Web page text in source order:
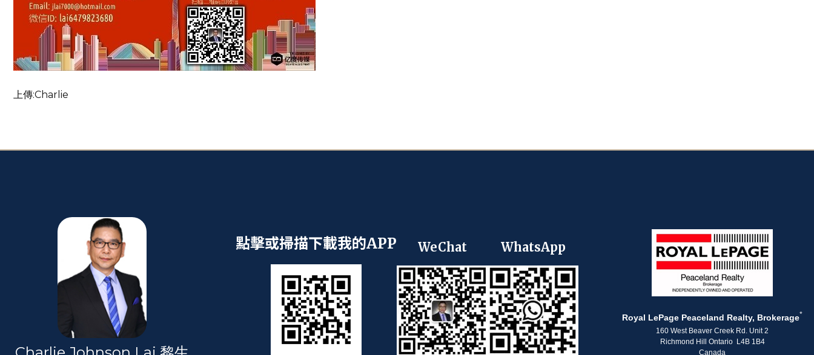
上傳:Charlie
點擊或掃描下載我的APP WeChat WhatsApp
Royal LePage Peaceland Realty, Brokerage*
160 West Beaver Creek Rd. Unit 2
Richmond Hill Ontario L4B 1B4
Canada